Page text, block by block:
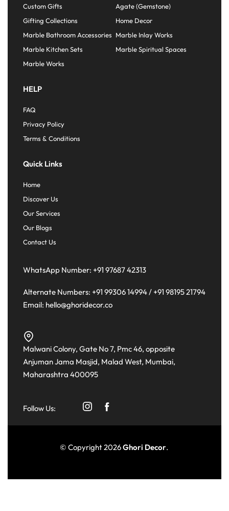
Custom Gifts
Agate (Gemstone)
Gifting Collections
Home Decor
Marble Bathroom Accessories Marble Inlay Works
Marble Kitchen Sets
Marble Spiritual Spaces
Marble Works
HELP
FAQ
Privacy Policy
Terms & Conditions
Quick Links
Home
Discover Us
Our Services
Our Blogs
Contact Us
WhatsApp Number: +91 97687 42313
Alternate Numbers: +91 99306 14994/ +91 98195 21794
Email: hello@ghoridecor.co
Malwani Colony, Gate No 7, Pmc 46, opposite
Anjuman Jama Masjid, Malad West, Mumbai,
Maharashtra 400095
Follow Us:
© Copyright 2026Ghori Decor.